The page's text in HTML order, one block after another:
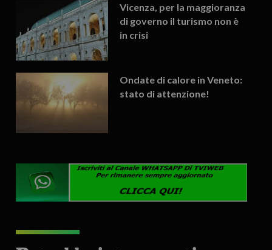
Vicenza, per la maggioranza
di governo il turismo non è
in crisi
Ondate di calore in Veneto:
stato di attenzione!